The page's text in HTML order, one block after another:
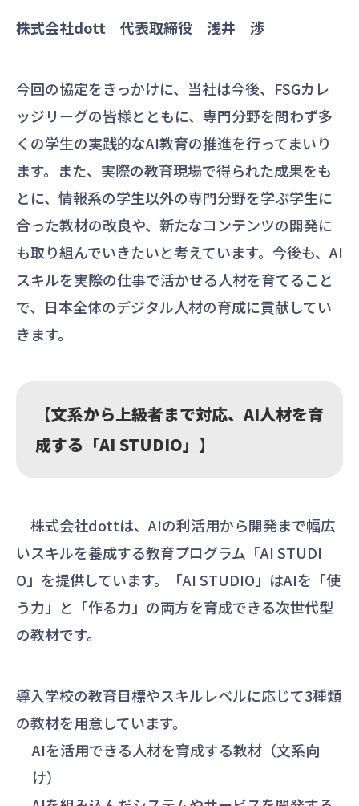
株式会社dott 代表取締役 浅井 渉
今回の協定をきっかけに、当社は今後、FSGカレ
ッジリーグの皆様とともに、専門分野を問わず多
くの学生の実践的なAI教育の推進を行ってまいり
ます。また、実際の教育現場で得られた成果をも
とに、情報系の学生以外の専門分野を学ぶ学生に
合った教材の改良や、新たなコンテンツの開発に
も取り組んでいきたいと考えています。今後も、AI
スキルを実際の仕事で活かせる人材を育てること
で、日本全体のデジタル人材の育成に貢献してい
きます。
【文系から上級者まで対応、AI人材を育
成する「AI STUDIO」】
株式会社dottは、AIの利活用から開発まで幅広
いスキルを養成する教育プログラム「AI STUDI
O」を提供しています。「AISTUDIO」はAIを「使
う力」と「作る力」の両方を育成できる次世代型
の教材です。
導入学校の教育目標やスキルレベルに応じて3種類
の教材を用意しています。
AIを活用できる人材を育成する教材（文系向
け）